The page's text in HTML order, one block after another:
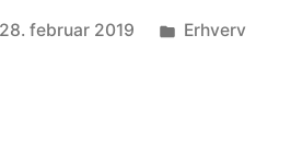
28. februar 2019
Posted
Erhverv